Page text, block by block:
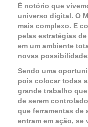
É notório que
universo digital. O
mais complexo. E
pelas estratégias
em um ambiente
novas
Sendo uma
pois colocar todas
grande trabalho
de serem
que ferramentas de
entram em ação, se